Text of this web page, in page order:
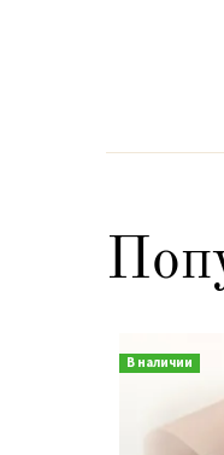
В наличии